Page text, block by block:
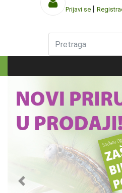
Prijavi se |
Pretraga
Previous